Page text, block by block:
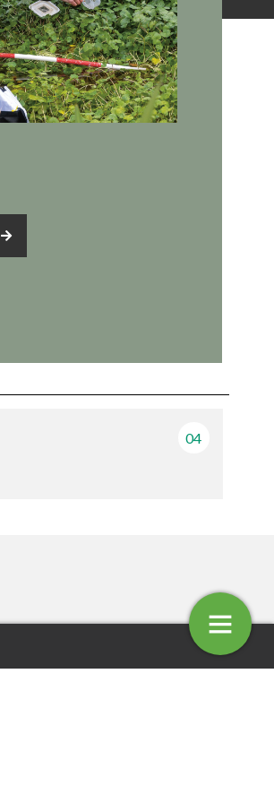
Connie Ettema: Zij-
04